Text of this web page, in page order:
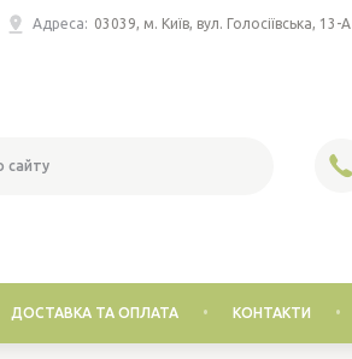
Адреса: 03039, м. Київ, вул. Голосіївська, 13-А
ДОСТАВКА ТА ОПЛАТА КОНТАКТИ